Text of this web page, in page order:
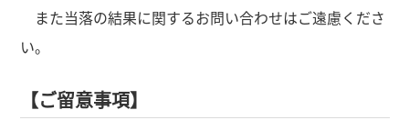
また当落の結果に関するお問い合わせはご遠慮くださ
い。
【ご留意事項】